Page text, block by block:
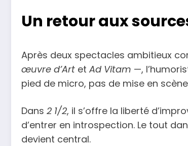
Un retour aux
Après deux spectacles ambitieux
œuvre d’Art et Ad Vitam —,
pied de micro, pas de mise en
Dans 2 1/2, il s’offre la liberté
d’entrer en introspection. Le tout
devient central.